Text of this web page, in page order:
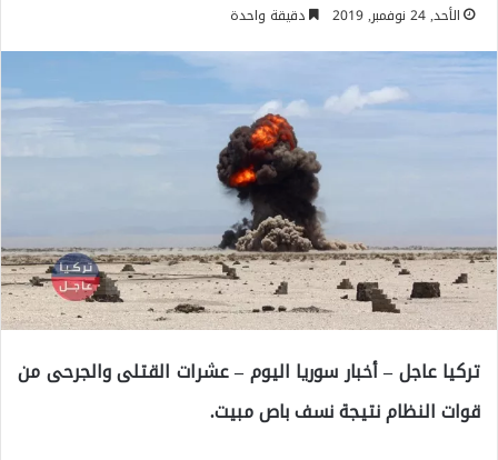
الأحد, 24 نوفمبر, 2019 دقيقة واحدة
تركيا عاجل – أخبار سوريا اليوم – عشرات القتلى والجرحى من
قوات النظام نتيجة نسف باص مبيت.